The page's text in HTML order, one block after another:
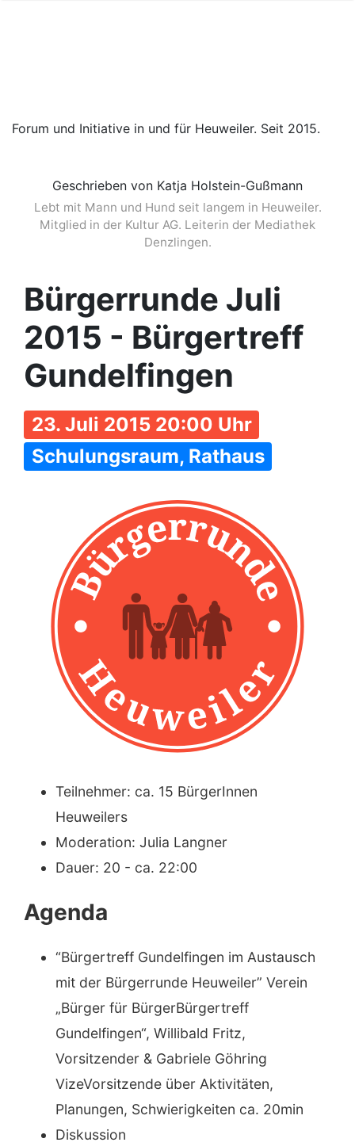
Forum und Initiative in und für Heuweiler. Seit 2015.
Geschrieben von Katja Holstein-Gußmann
Lebt mit Mann und Hund seit langem in Heuweiler.
Mitglied in der Kultur AG. Leiterin der Mediathek
Denzlingen.
Bürgerrunde Juli
2015 - Bürgertreff
Gundelfingen
23. Juli 2015 20:00 Uhr
Schulungsraum, Rathaus
Teilnehmer: ca. 15 BürgerInnen
Heuweilers
Moderation: Julia Langner
Dauer: 20 - ca. 22:00
Agenda
“Bürgertreff Gundelfingen im Austausch
mit der Bürgerrunde Heuweiler” Verein
„Bürger für BürgerBürgertreff
Gundelfingen“, Willibald Fritz,
Vorsitzender & Gabriele Göhring
VizeVorsitzende über Aktivitäten,
Planungen, Schwierigkeiten ca. 20min
Diskussion